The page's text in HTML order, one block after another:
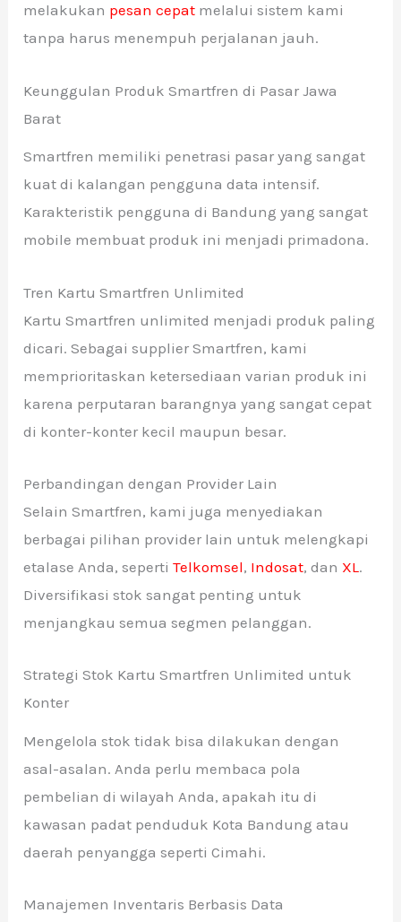
melakukan pesan cepat melalui sistem kami
tanpa harus menempuh perjalanan jauh.
Keunggulan Produk Smartfren di Pasar Jawa
Barat
Smartfren memiliki penetrasi pasar yang sangat
kuat di kalangan pengguna data intensif.
Karakteristik pengguna di Bandung yang sangat
mobile membuat produk ini menjadi primadona.
Tren Kartu Smartfren Unlimited
Kartu Smartfren unlimited menjadi produk paling
dicari. Sebagai supplier Smartfren, kami
memprioritaskan ketersediaan varian produk ini
karena perputaran barangnya yang sangat cepat
di konter-konter kecil maupun besar.
Perbandingan dengan Provider Lain
Selain Smartfren, kami juga menyediakan
berbagai pilihan provider lain untuk melengkapi
etalase Anda, sepertiTelkomsel, Indosat, dan XL.
Diversifikasi stok sangat penting untuk
menjangkau semua segmen pelanggan.
Strategi Stok Kartu Smartfren Unlimited untuk
Konter
Mengelola stok tidak bisa dilakukan dengan
asal-asalan. Anda perlu membaca pola
pembelian di wilayah Anda, apakah itu di
kawasan padat penduduk Kota Bandung atau
daerah penyangga seperti Cimahi.
Manajemen Inventaris Berbasis Data